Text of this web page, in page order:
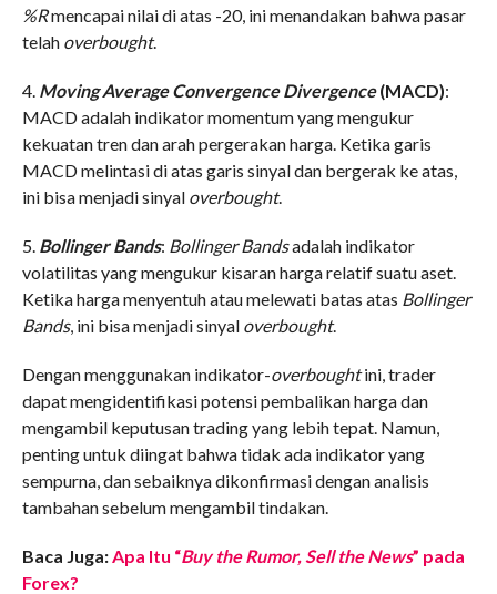
%Rmencapai nilai di atas -20, ini menandakan bahwa pasar
telah overbought.
4. Moving Average Convergence Divergence(MACD):
MACD adalah indikator momentum yang mengukur
kekuatan tren dan arah pergerakan harga. Ketika garis
MACD melintasi di atas garis sinyal dan bergerak ke atas,
ini bisa menjadi sinyal overbought.
5. Bollinger Bands: Bollinger Bandsadalah indikator
volatilitas yang mengukur kisaran harga relatif suatu aset.
Ketika harga menyentuh atau melewati batas atas Bollinger
Bands, ini bisa menjadi sinyal overbought.
Dengan menggunakan indikator-overboughtini, trader
dapat mengidentifikasi potensi pembalikan harga dan
mengambil keputusan trading yang lebih tepat. Namun,
penting untuk diingat bahwa tidak ada indikator yang
sempurna, dan sebaiknya dikonfirmasi dengan analisis
tambahan sebelum mengambil tindakan.
Baca Juga:Apa Itu “Buy the Rumor, Sell the News” pada
Forex?